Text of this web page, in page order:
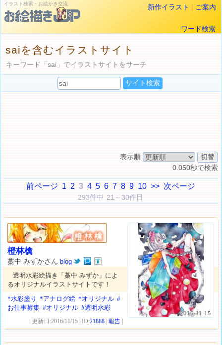
イラスト検索・お絵かき交流 新作イラスト | ご案内
ワード検索
saiを含むイラストサイト
キーワード「sai」でイラストサイトをサーチ
表示順
0.050秒で検索
前ページ 1 2 3 4 5 6 7 8 9 10 >> 次ページ
293件中 21～30件目
2016.11.15
橙林檎
藁中 みずかさんblog
透明水彩絵描き「藁中 みずか」によ
るオリジナルイラストサイトです！
*水彩塗り
*アナログ絵 *オリジナル #
お仕事募集 #オリジナル #透明水彩
| 更新日:2016/11/15 | ID:21888 |報告